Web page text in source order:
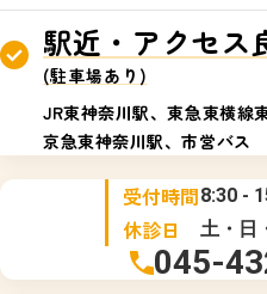
駅近・アクセス
(駐車場あり)
JR東神奈川駅、東急東横線
京急東神奈川駅、市営バス
受付時間8:30 -
休診日 土・日
045-